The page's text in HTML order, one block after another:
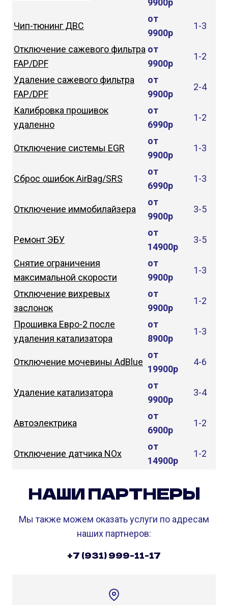
9900р
Чип-тюнинг ДВС
от
9900р
1-3
Отключение сажевого фильтра
FAP/DPF
от
9900р
1-2
Удаление сажевого фильтра
FAP/DPF
от
9900р
2-4
Калибровка прошивок
удаленно
от
6990р
1-2
Отключение системы EGR
от
9900р
1-3
Сброс ошибок AirBag/SRS
от
6990р
1-3
Отключение иммобилайзера
от
9900р
3-5
Ремонт ЭБУ
от
14900р
3-5
Снятие ограничения
максимальной скорости
от
9900р
1-3
Отключение вихревых
заслонок
от
9900р
1-2
Прошивка Евро-2 после
удаления катализатора
от
8900р
1-3
Отключение мочевины AdBlue
от
19900р
4-6
Удаление катализатора
от
9900р
3-4
Автоэлектрика
от
6900р
1-2
Отключение датчика NOx
от
14900р
1-2
НАШИ ПАРТНЕРЫ
Мы также можем оказать услуги по адресам
наших партнеров:
+7 (931) 999-11-17